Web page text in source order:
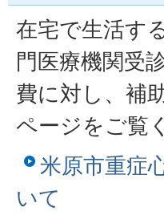
在宅で生活す
門医療機関受
費に対し、補
ページをご覧
米原市重症
いて